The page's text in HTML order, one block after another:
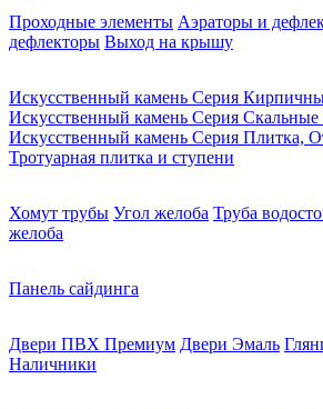
Проходные элементы Аэраторы и
дефлекторы Выход на крышу
Искусственный камень Серия
Искусственный камень Серия Скальные
Искусственный камень Серия Плитка,
Тротуарная плитка и ступени
Хомут трубы Угол желоба Труба
желоба
Панель сайдинга
Двери ПВХ Премиум Двери Эмаль
Наличники